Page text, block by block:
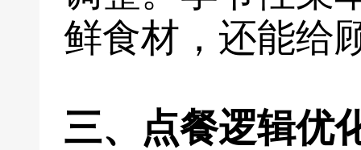
鲜食材，还能给
三、点餐逻辑优